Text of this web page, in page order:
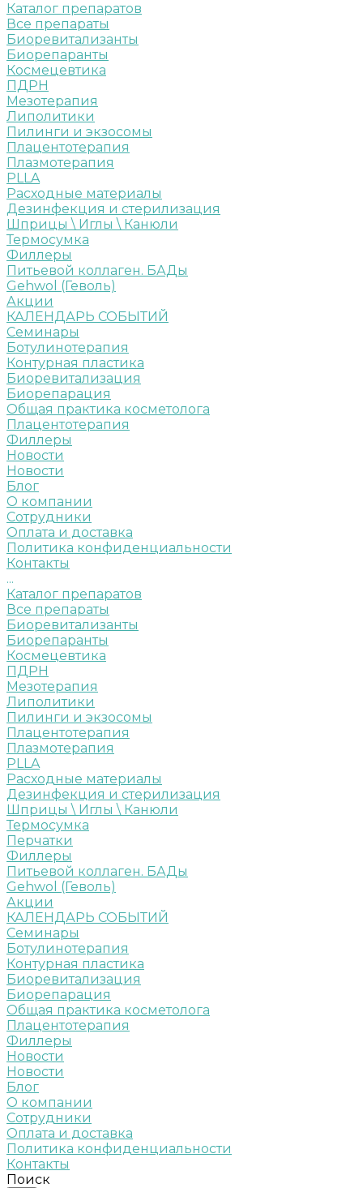
Каталог препаратов
Все препараты
Биоревитализанты
Биорепаранты
Космецевтика
ПДРН
Мезотерапия
Липолитики
Пилинги и экзосомы
Плацентотерапия
Плазмотерапия
PLLA
Расходные материалы
Дезинфекция и стерилизация
Шприцы \ Иглы \ Канюли
Термосумка
Филлеры
Питьевой коллаген. БАДы
Gehwol (Геволь)
Акции
КАЛЕНДАРЬ СОБЫТИЙ
Семинары
Ботулинотерапия
Контурная пластика
Биоревитализация
Биорепарация
Общая практика косметолога
Плацентотерапия
Филлеры
Новости
Новости
Блог
О компании
Сотрудники
Оплата и доставка
Политика конфиденциальности
Контакты
...
Каталог препаратов
Все препараты
Биоревитализанты
Биорепаранты
Космецевтика
ПДРН
Мезотерапия
Липолитики
Пилинги и экзосомы
Плацентотерапия
Плазмотерапия
PLLA
Расходные материалы
Дезинфекция и стерилизация
Шприцы \ Иглы \ Канюли
Термосумка
Перчатки
Филлеры
Питьевой коллаген. БАДы
Gehwol (Геволь)
Акции
КАЛЕНДАРЬ СОБЫТИЙ
Семинары
Ботулинотерапия
Контурная пластика
Биоревитализация
Биорепарация
Общая практика косметолога
Плацентотерапия
Филлеры
Новости
Новости
Блог
О компании
Сотрудники
Оплата и доставка
Политика конфиденциальности
Контакты
Поиск